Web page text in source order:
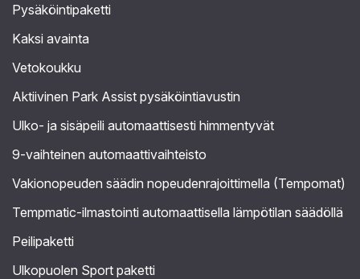
Pysäköintipaketti
Kaksi avainta
Vetokoukku
Aktiivinen Park Assist pysäköintiavustin
Ulko- ja sisäpeili automaattisesti himmentyvät
9-vaihteinen automaattivaihteisto
Vakionopeuden säädin nopeudenrajoittimella (Tempomat)
Tempmatic-ilmastointi automaattisella lämpötilan säädöllä
Peilipaketti
Ulkopuolen Sport paketti